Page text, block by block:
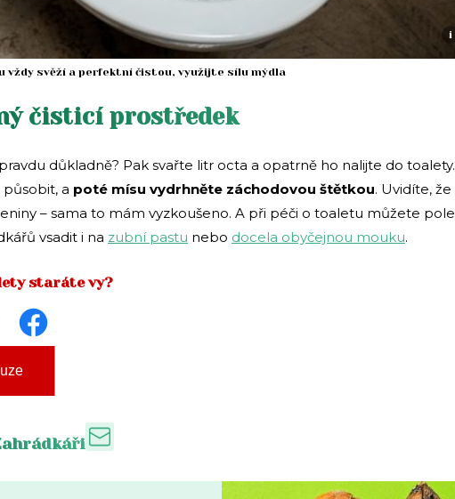
i
vždy svěží a perfektní čistou, využijte sílu mýdla
čisticí prostředek
důkladně? Pak svařte litr octa a opatrně ho nalijte do toalety.
a poté mísu vydrhněte záchodovou štětkou. Uvidíte, že
– sama to mám vyzkoušeno. A při péči o toaletu můžete pole
vsadit i na zubní pastu nebo docela obyčejnou mouku.
staráte vy?